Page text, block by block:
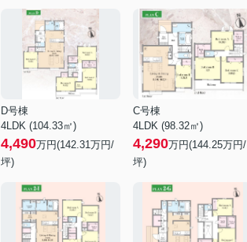
D号棟
4LDK (104.33㎡)
4,490万円(142.31万円/
坪)
C号棟
4LDK (98.32㎡)
4,290万円(144.25万円/
坪)